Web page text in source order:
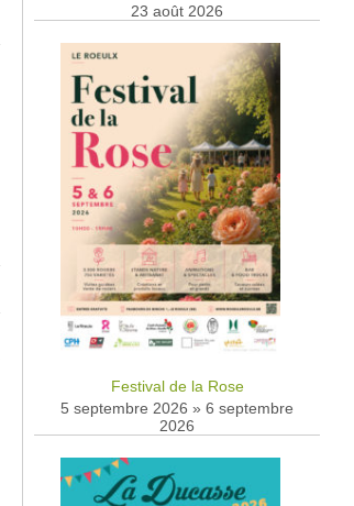
23 août 2026
Festival de la Rose
5 septembre 2026 » 6 septembre
2026